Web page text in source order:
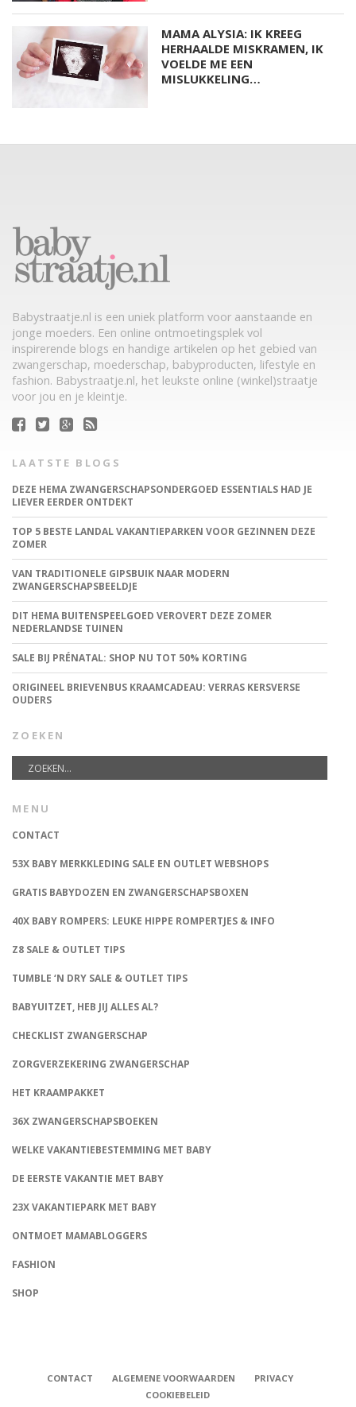
MAMA ALYSIA: IK KREEG
HERHAALDE MISKRAMEN, IK
VOELDE ME EEN
MISLUKKELING…
Babystraatje.nl is een uniek platform voor aanstaande en
jonge moeders. Een online ontmoetingsplek vol
inspirerende blogs en handige artikelen op het gebied van
zwangerschap, moederschap, babyproducten, lifestyle en
fashion. Babystraatje.nl, het leukste online (winkel)straatje
voor jou en je kleintje.
LAATSTE BLOGS
DEZE HEMA ZWANGERSCHAPSONDERGOED ESSENTIALS HAD JE
LIEVER EERDER ONTDEKT
TOP 5 BESTE LANDAL VAKANTIEPARKEN VOOR GEZINNEN DEZE
ZOMER
VAN TRADITIONELE GIPSBUIK NAAR MODERN
ZWANGERSCHAPSBEELDJE
DIT HEMA BUITENSPEELGOED VEROVERT DEZE ZOMER
NEDERLANDSE TUINEN
SALE BIJ PRÉNATAL: SHOP NU TOT 50% KORTING
ORIGINEEL BRIEVENBUS KRAAMCADEAU: VERRAS KERSVERSE
OUDERS
ZOEKEN
MENU
CONTACT
53X BABY MERKKLEDING SALE EN OUTLET WEBSHOPS
GRATIS BABYDOZEN EN ZWANGERSCHAPSBOXEN
40X BABY ROMPERS: LEUKE HIPPE ROMPERTJES & INFO
Z8 SALE & OUTLET TIPS
TUMBLE ‘N DRY SALE & OUTLET TIPS
BABYUITZET, HEB JIJ ALLES AL?
CHECKLIST ZWANGERSCHAP
ZORGVERZEKERING ZWANGERSCHAP
HET KRAAMPAKKET
36X ZWANGERSCHAPSBOEKEN
WELKE VAKANTIEBESTEMMING MET BABY
DE EERSTE VAKANTIE MET BABY
23X VAKANTIEPARK MET BABY
ONTMOET MAMABLOGGERS
FASHION
SHOP
CONTACT ALGEMENE VOORWAARDEN
PRIVACY
COOKIEBELEID